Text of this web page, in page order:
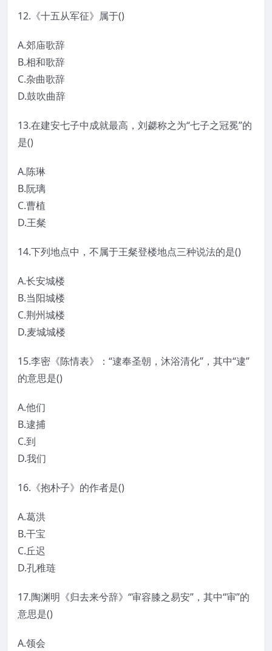
12.《十五从军征》属于()
A.郊庙歌辞
B.相和歌辞
C.杂曲歌辞
D.鼓吹曲辞
13.在建安七子中成就最高，刘勰称之为“七子之冠冕”的
是()
A.陈琳
B.阮璃
C.曹植
D.王粲
14.下列地点中，不属于王粲登楼地点三种说法的是()
A.长安城楼
B.当阳城楼
C.荆州城楼
D.麦城城楼
15.李密《陈情表》：“逮奉圣朝，沐浴清化”，其中“逮”
的意思是()
A.他们
B.逮捕
C.到
D.我们
16.《抱朴子》的作者是()
A.葛洪
B.干宝
C.丘迟
D.孔稚琏
17.陶渊明《归去来兮辞》“审容膝之易安”，其中“审”的
意思是()
A.领会